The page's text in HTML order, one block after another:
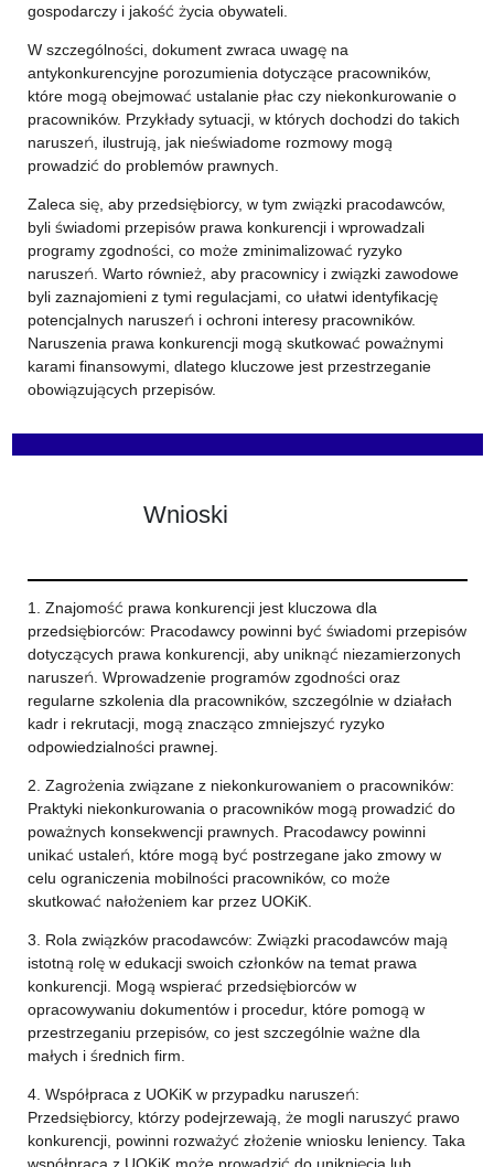
gospodarczy i jakość życia obywateli.
W szczególności, dokument zwraca uwagę na
antykonkurencyjne porozumienia dotyczące pracowników,
które mogą obejmować ustalanie płac czy niekonkurowanie o
pracowników. Przykłady sytuacji, w których dochodzi do takich
naruszeń, ilustrują, jak nieświadome rozmowy mogą
prowadzić do problemów prawnych.
Zaleca się, aby przedsiębiorcy, w tym związki pracodawców,
byli świadomi przepisów prawa konkurencji i wprowadzali
programy zgodności, co może zminimalizować ryzyko
naruszeń. Warto również, aby pracownicy i związki zawodowe
byli zaznajomieni z tymi regulacjami, co ułatwi identyfikację
potencjalnych naruszeń i ochroni interesy pracowników.
Naruszenia prawa konkurencji mogą skutkować poważnymi
karami finansowymi, dlatego kluczowe jest przestrzeganie
obowiązujących przepisów.
Wnioski
1. Znajomość prawa konkurencji jest kluczowa dla
przedsiębiorców: Pracodawcy powinni być świadomi przepisów
dotyczących prawa konkurencji, aby uniknąć niezamierzonych
naruszeń. Wprowadzenie programów zgodności oraz
regularne szkolenia dla pracowników, szczególnie w działach
kadr i rekrutacji, mogą znacząco zmniejszyć ryzyko
odpowiedzialności prawnej.
2. Zagrożenia związane z niekonkurowaniem o pracowników:
Praktyki niekonkurowania o pracowników mogą prowadzić do
poważnych konsekwencji prawnych. Pracodawcy powinni
unikać ustaleń, które mogą być postrzegane jako zmowy w
celu ograniczenia mobilności pracowników, co może
skutkować nałożeniem kar przez UOKiK.
3. Rola związków pracodawców: Związki pracodawców mają
istotną rolę w edukacji swoich członków na temat prawa
konkurencji. Mogą wspierać przedsiębiorców w
opracowywaniu dokumentów i procedur, które pomogą w
przestrzeganiu przepisów, co jest szczególnie ważne dla
małych i średnich firm.
4. Współpraca z UOKiK w przypadku naruszeń:
Przedsiębiorcy, którzy podejrzewają, że mogli naruszyć prawo
konkurencji, powinni rozważyć złożenie wniosku leniency. Taka